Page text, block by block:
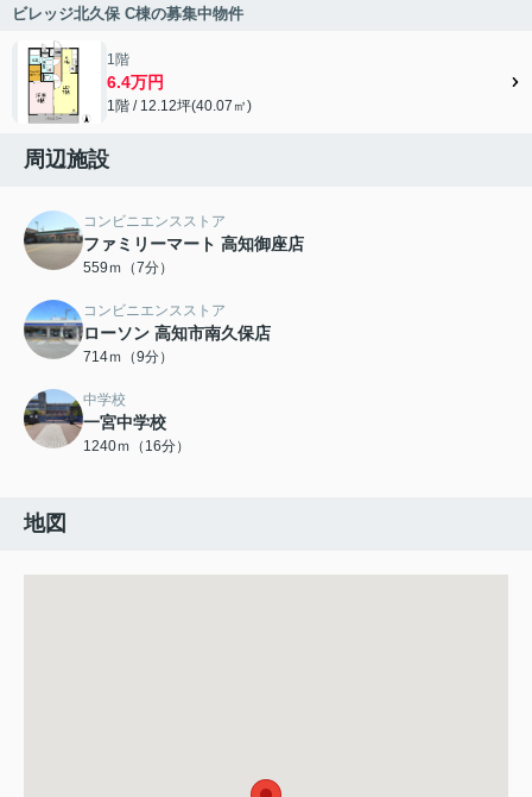
ビレッジ北久保 C棟の募集中物件
1階
6.4万円
1階 / 12.12坪(40.07㎡)
周辺施設
コンビニエンスストア
ファミリーマート 高知御座店
559ｍ（7分）
コンビニエンスストア
ローソン 高知市南久保店
714ｍ（9分）
中学校
一宮中学校
1240ｍ（16分）
地図